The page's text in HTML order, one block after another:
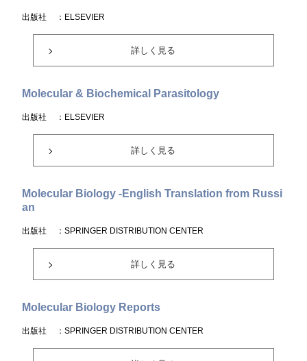
出版社 ：ELSEVIER
詳しく見る
Molecular & Biochemical Parasitology
出版社 ：ELSEVIER
詳しく見る
Molecular Biology -English Translation from Russi
an
出版社 ：SPRINGER DISTRIBUTION CENTER
詳しく見る
Molecular Biology Reports
出版社 ：SPRINGER DISTRIBUTION CENTER